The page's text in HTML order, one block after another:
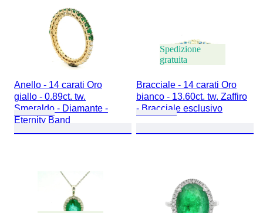
Anello - 14 carati Oro
giallo - 0.89ct. tw.
Smeraldo - Diamante -
Eternity Band
Spedizione
gratuita
Bracciale - 14 carati Oro
bianco - 13.60ct. tw. Zaffiro
- Bracciale esclusivo